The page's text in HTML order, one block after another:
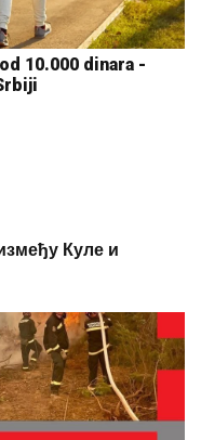
10.000 dinara -
Куле и